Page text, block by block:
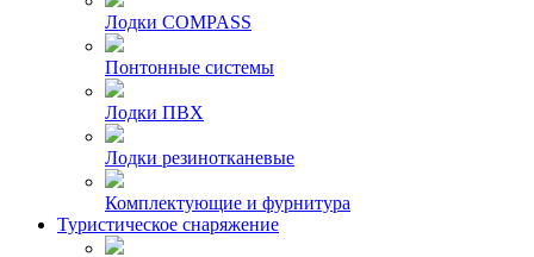
Лодки COMPASS
Понтонные системы
Лодки ПВХ
Лодки резинотканевые
Комплектующие и фурнитура
Туристическое снаряжение